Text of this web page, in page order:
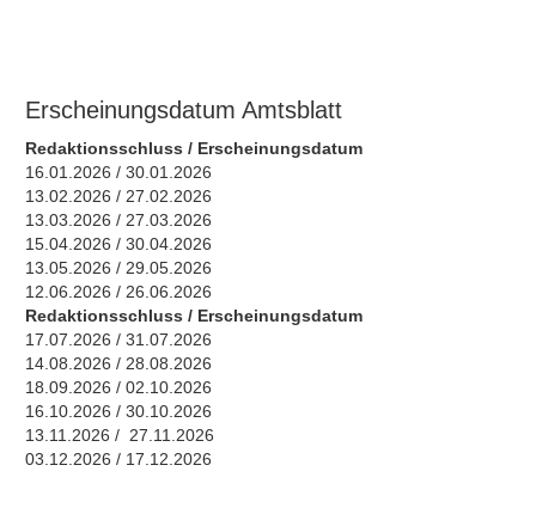
Erscheinungsdatum Amtsblatt
Redaktionsschluss / Erscheinungsdatum
16.01.2026 / 30.01.2026
13.02.2026 / 27.02.2026
13.03.2026 / 27.03.2026
15.04.2026 / 30.04.2026
13.05.2026 / 29.05.2026
12.06.2026 / 26.06.2026
Redaktionsschluss / Erscheinungsdatum
17.07.2026 / 31.07.2026
14.08.2026 / 28.08.2026
18.09.2026 / 02.10.2026
16.10.2026 / 30.10.2026
13.11.2026 / 27.11.2026
03.12.2026 / 17.12.2026